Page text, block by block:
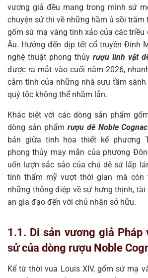
vương giả đều mang trong mình sứ
chuyện sử thi về những hầm ủ sồi trăm
gốm sứ mạ vàng tinh xảo của các triều
Âu. Hướng đến dịp tết cổ truyền Đinh
nghệ thuật phong thủy rượu linh vật
được ra mắt vào cuối năm 2026,
cảm tình của những nhà sưu tầm
quý tộc không thể nhầm lẫn.
Khác biệt với các dòng sản phẩm
dòng sản phẩm rượu dê Noble Cognac
bản giữa tinh hoa thiết kế phương
phong thủy may mắn của phương
uốn lượn sắc sảo của chú dê sứ lấp
tính thẩm mỹ vượt thời gian mà còn
những thông điệp về sự hưng thịnh,
an gia đạo đến với chủ nhân sở hữu.
1.1. Di sản vương giả Pháp
sử của dòng rượu Noble
Kể từ thời vua Louis XIV, gốm sứ mạ